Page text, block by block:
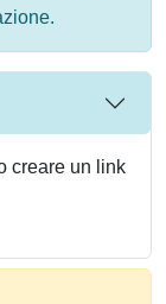
creare un link